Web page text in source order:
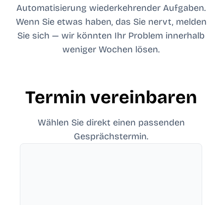
Automatisierung wiederkehrender Aufgaben.
Wenn Sie etwas haben, das Sie nervt, melden
Sie sich — wir könnten Ihr Problem innerhalb
weniger Wochen lösen.
Termin vereinbaren
Wählen Sie direkt einen passenden
Gesprächstermin.